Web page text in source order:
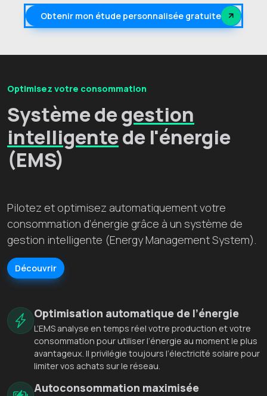
Obtenir mon étude personnalisée gratuite
Optimisez votre consommation
Système degestion
intelligentede l'énergie
(EMS)
Pilotez et optimisez automatiquement votre
consommation d’énergie grâce à un système de
gestion intelligente (Energy Management System).
Découvrir
Optimisation automatique de l’énergie
L’EMS analyse en temps réel votre production et votre
consommation pour utiliser l’énergie au moment le plus
avantageux. Il privilégie toujours l’électricité solaire pour
limiter vos achats sur le réseau.
Autoconsommation maximisée